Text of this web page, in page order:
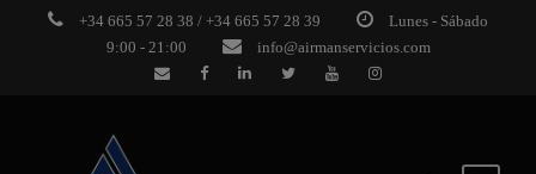
+34 665 57 28 38 / +34 665 57 28 39
Lunes - Sábado
9:00 - 21:00
info@airmanservicios.com